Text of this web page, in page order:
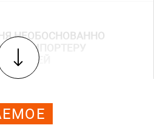
НЕОБОСНОВАННО
ИМПОРТЕРУ
РУБЛЕЙ